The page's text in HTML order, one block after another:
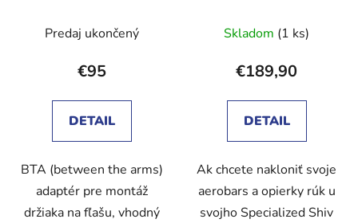
Predaj ukončený
€95
DETAIL
BTA (between the arms)
adaptér pre montáž
držiaka na fľašu, vhodný
Skladom (1 ks)
€189,90
DETAIL
Ak chcete nakloniť svoje
aerobars a opierky rúk u
svojho Specialized Shiv